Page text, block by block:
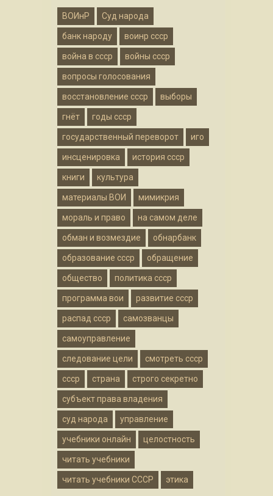
ВОИнР Суд народа
банк народу воинр ссср
война в ссср войны ссср
вопросы голосования
восстановление ссср выборы
гнёт годы ссср
государственный переворот иго
инсценировка история ссср
книги культура
материалы ВОИ мимикрия
мораль и право на самом деле
обман и возмездие обнарбанк
образование ссср обращение
общество политика ссср
программа вои развитие ссср
распад ссср самозванцы
самоуправление
следование цели смотреть ссср
ссср страна строго секретно
субъект права владения
суд народа управление
учебники онлайн целостность
читать учебники
читать учебники СССР этика